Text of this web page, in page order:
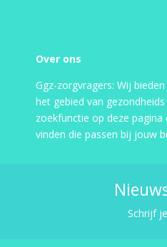
Over ons
Ggz-zorgvragers: Wij
het gebied van
zoekfunctie op deze
vinden die passen bij jouw
Schrijf